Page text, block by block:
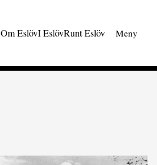
Om EslövI EslövRunt Eslöv Meny